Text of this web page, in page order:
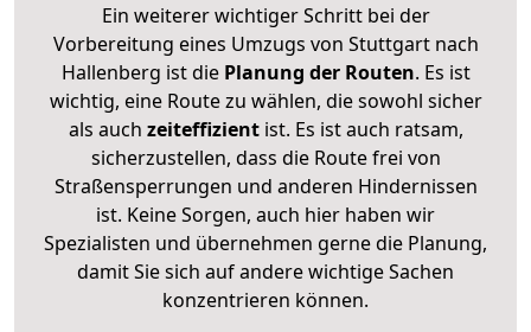
Ein weiterer wichtiger Schritt bei der
Vorbereitung eines Umzugs von Stuttgart nach
Hallenberg ist diePlanung der Routen. Es ist
wichtig, eine Route zu wählen, die sowohl sicher
als auch zeiteffizientist. Es ist auch ratsam,
sicherzustellen, dass die Route frei von
Straßensperrungen und anderen Hindernissen
ist. Keine Sorgen, auch hier haben wir
Spezialisten und übernehmen gerne die Planung,
damit Sie sich auf andere wichtige Sachen
konzentrieren können.